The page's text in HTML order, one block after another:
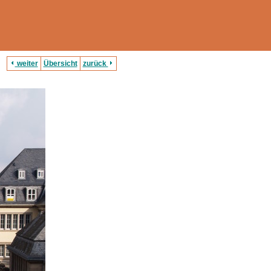
weiter Übersicht zurück